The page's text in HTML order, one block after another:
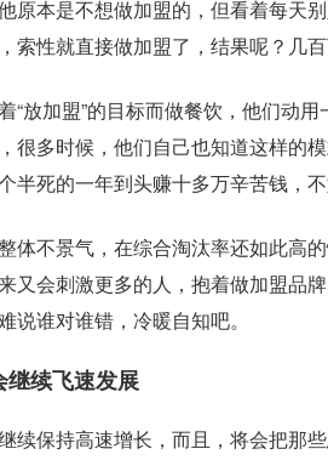
原本是不想做加盟的，但看着每天
索性就直接做加盟了，结果呢？几
“放加盟”的目标而做餐饮，他们动
很多时候，他们自己也知道这样的
半死的一年到头赚十多万辛苦钱，
体不景气，在综合淘汰率还如此高
又会刺激更多的人，抱着做加盟品
说谁对谁错，冷暖自知吧。
继续飞速发展
续保持高速增长，而且，将会把那